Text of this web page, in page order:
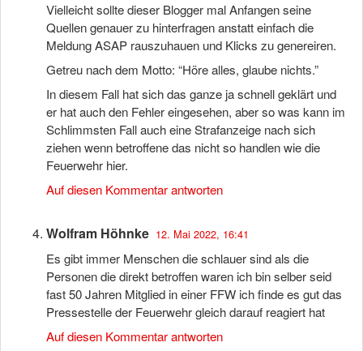
Vielleicht sollte dieser Blogger mal Anfangen seine
Quellen genauer zu hinterfragen anstatt einfach die
Meldung ASAP rauszuhauen und Klicks zu genereiren.
Getreu nach dem Motto: “Höre alles, glaube nichts.”
In diesem Fall hat sich das ganze ja schnell geklärt und
er hat auch den Fehler eingesehen, aber so was kann im
Schlimmsten Fall auch eine Strafanzeige nach sich
ziehen wenn betroffene das nicht so handlen wie die
Feuerwehr hier.
Auf diesen Kommentar antworten
Wolfram Höhnke 12. Mai 2022, 16:41
Es gibt immer Menschen die schlauer sind als die
Personen die direkt betroffen waren ich bin selber seid
fast 50 Jahren Mitglied in einer FFW ich finde es gut das
Pressestelle der Feuerwehr gleich darauf reagiert hat
Auf diesen Kommentar antworten